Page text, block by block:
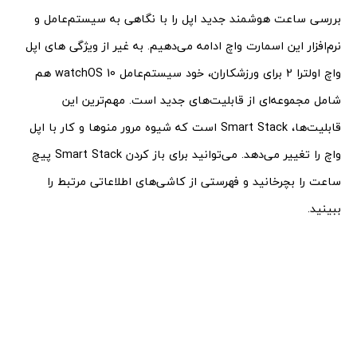
بررسی ساعت هوشمند جدید اپل را با نگاهی به سیستم‌عامل و
نرم‌افزار این اسمارت واچ ادامه می‌دهیم. به غیر از ویژگی های اپل
واچ اولترا 2 برای ورزشکاران، خود سیستم‌عامل watchOS 10 هم
شامل مجموعه‌ای از قابلیت‌های جدید است. مهم‌ترین این
قابلیت‌ها، Smart Stack است که شیوه مرور منوها و کار با اپل
واچ را تغییر می‌دهد. می‌توانید برای باز کردن Smart Stack پیچ
ساعت را بچرخانید و فهرستی از کاشی‌های اطلاعاتی مرتبط را
ببینید.